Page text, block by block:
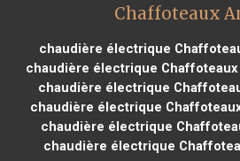
Chaffoteaux
chaudière électrique
chaudière électrique Chaffoteaux
chaudière électrique
chaudière électrique
chaudière électrique
chaudière électrique